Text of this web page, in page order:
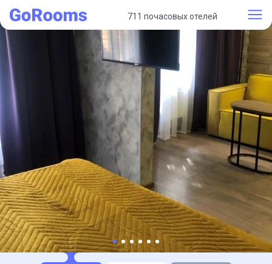
711 почасовых отелей